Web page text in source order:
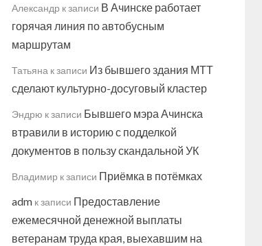
Александр к записи В Ачинске работает
горячая линия по автобусным
маршрутам
Татьянак записи Из бывшего здания МТТ
сделают культурно-досуговый кластер
Эндрю к записи Бывшего мэра Ачинска
втравили в историю с подделкой
документов в пользу скандальной УК
Владимир к записи Приёмка в потёмках
admк записи Предоставление
ежемесячной денежной выплаты
ветеранам труда края, выехавшим на